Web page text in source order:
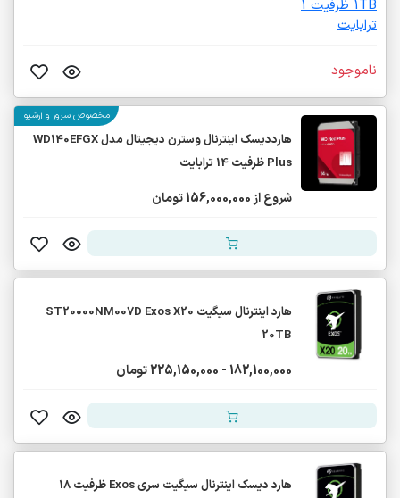
ناموجود
مخصوص سرور و آرشیو
هارددیسک اینترنال وسترن دیجیتال مدل WD140EFGX
Plus ظرفیت 14 ترابایت
شروع از 156,000,000 تومان
هارد اینترنال سیگیت ST20000NM007D Exos X20
20TB
182,100,000 - 225,150,000 تومان
هارد دیسک اینترنال سیگیت سری Exos ظرفیت 18